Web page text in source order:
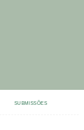
SUBMISSÕES